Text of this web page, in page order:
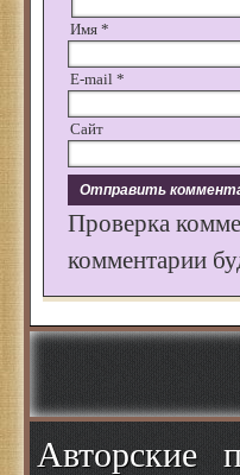
Имя *
E-mail *
Сайт
Проверка
комментарии
Авторские